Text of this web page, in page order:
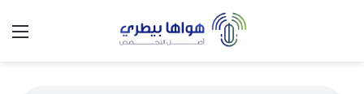
الوضع